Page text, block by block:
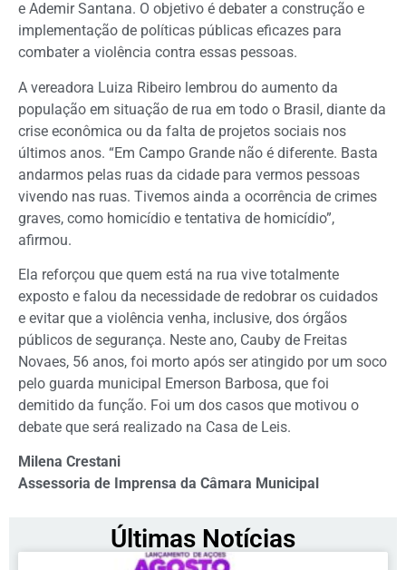
e Ademir Santana. O objetivo é debater a construção e
implementação de políticas públicas eficazes para
combater a violência contra essas pessoas.
A vereadora Luiza Ribeiro lembrou do aumento da
população em situação de rua em todo o Brasil, diante da
crise econômica ou da falta de projetos sociais nos
últimos anos. “Em Campo Grande não é diferente. Basta
andarmos pelas ruas da cidade para vermos pessoas
vivendo nas ruas. Tivemos ainda a ocorrência de crimes
graves, como homicídio e tentativa de homicídio”,
afirmou.
Ela reforçou que quem está na rua vive totalmente
exposto e falou da necessidade de redobrar os cuidados
e evitar que a violência venha, inclusive, dos órgãos
públicos de segurança. Neste ano, Cauby de Freitas
Novaes, 56 anos, foi morto após ser atingido por um soco
pelo guarda municipal Emerson Barbosa, que foi
demitido da função. Foi um dos casos que motivou o
debate que será realizado na Casa de Leis.
Milena Crestani
Assessoria de Imprensa da Câmara Municipal
Últimas Notícias